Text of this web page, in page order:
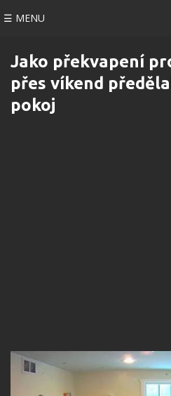
☰ MENU
Jako překvapení
přes víkend
pokoj